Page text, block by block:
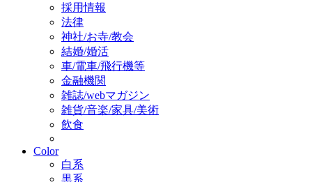
採用情報
法律
神社/お寺/教会
結婚/婚活
車/電車/飛行機等
金融機関
雑誌/webマガジン
雑貨/音楽/家具/美術
飲食
Color
白系
黒系